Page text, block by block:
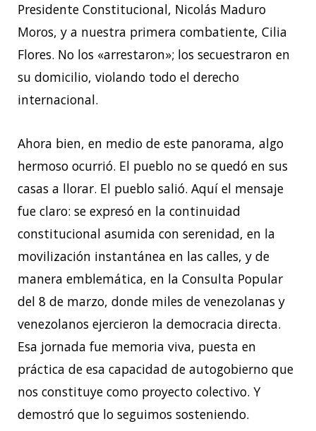
Presidente Constitucional, Nicolás Maduro
Moros, y a nuestra primera combatiente, Cilia
Flores. No los «arrestaron»; los secuestraron en
su domicilio, violando todo el derecho
internacional.
Ahora bien, en medio de este panorama, algo
hermoso ocurrió. El pueblo no se quedó en sus
casas a llorar. El pueblo salió. Aquí el mensaje
fue claro: se expresó en la continuidad
constitucional asumida con serenidad, en la
movilización instantánea en las calles, y de
manera emblemática, en la Consulta Popular
del 8 de marzo, donde miles de venezolanas y
venezolanos ejercieron la democracia directa.
Esa jornada fue memoria viva, puesta en
práctica de esa capacidad de autogobierno que
nos constituye como proyecto colectivo. Y
demostró que lo seguimos sosteniendo.